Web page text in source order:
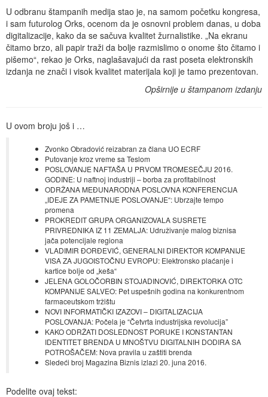
U odbranu štampanih medija stao je, na samom početku kongresa,
i sam futurolog Orks, ocenom da je osnovni problem danas, u doba
digitalizacije, kako da se sačuva kvalitet žurnalistike. „Na ekranu
čitamo brzo, ali papir traži da bolje razmislimo o onome što čitamo i
pišemo“, rekao je Orks, naglašavajući da rast poseta elektronskih
izdanja ne znači i visok kvalitet materijala koji je tamo prezentovan.
Opširnije u štampanom izdanju
U ovom broju još i …
Zvonko Obradović reizabran za člana UO ECRF
Putovanje kroz vreme sa Teslom
POSLOVANJE NAFTAŠA U PRVOM TROMESEČJU 2016.
GODINE: U naftnoj industriji – borba za profitabilnost
ODRŽANA MEĐUNARODNA POSLOVNA KONFERENCIJA
„IDEJE ZA PAMETNIJE POSLOVANJE“: Ubrzajte tempo
promena
PROKREDIT GRUPA ORGANIZOVALA SUSRETE
PRIVREDNIKA IZ 11 ZEMALJA: Udruživanje malog biznisa
jača potencijale regiona
VLADIMIR ĐORĐEVIĆ, GENERALNI DIREKTOR KOMPANIJE
VISA ZA JUGOISTOČNU EVROPU: Elektronsko plaćanje i
kartice bolje od „keša“
JELENA GOLOČORBIN STOJADINOVIĆ, DIREKTORKA OTC
KOMPANIJE SALVEO: Pet uspešnih godina na konkurentnom
farmaceutskom tržištu
NOVI INFORMATIČKI IZAZOVI – DIGITALIZACIJA
POSLOVANJA: Počela je “Četvrta industrijska revolucija”
KAKO ODRŽATI DOSLEDNOST PORUKE I KONSTANTAN
IDENTITET BRENDA U MNOŠTVU DIGITALNIH DODIRA SA
POTROŠAČEM: Nova pravila u zaštiti brenda
Sledeći broj Magazina Biznis izlazi 20. juna 2016.
Podelite ovaj tekst: